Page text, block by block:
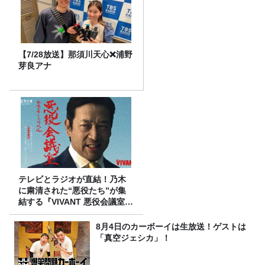
【7/28放送】那須川天心❌浦野
芽良アナ
テレビとラジオが直結！乃木
に粛清された“悪役たち”が集
結する『VIVANT 悪役会議室』
7/26(日)23時スタート！
8月4日のカーボーイは生放送！ゲストは
「真空ジェシカ」！